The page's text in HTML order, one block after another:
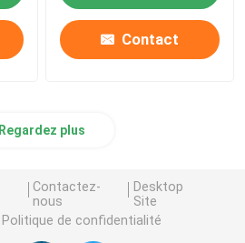
Contact
Regardez plus
Contactez-
nous
Desktop
Site
Politique de confidentialité